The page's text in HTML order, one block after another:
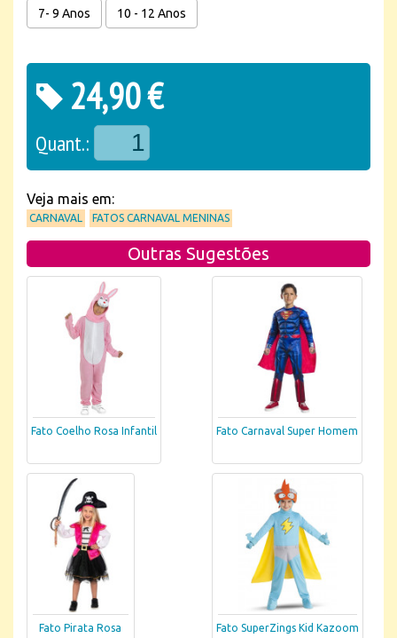
7- 9 Anos 10 - 12 Anos
24,90 €
Quant.:
Veja mais em:
CARNAVAL FATOS CARNAVAL MENINAS
Outras Sugestões
Fato Coelho Rosa Infantil Fato Carnaval Super Homem
Fato Pirata Rosa Fato SuperZings Kid Kazoom